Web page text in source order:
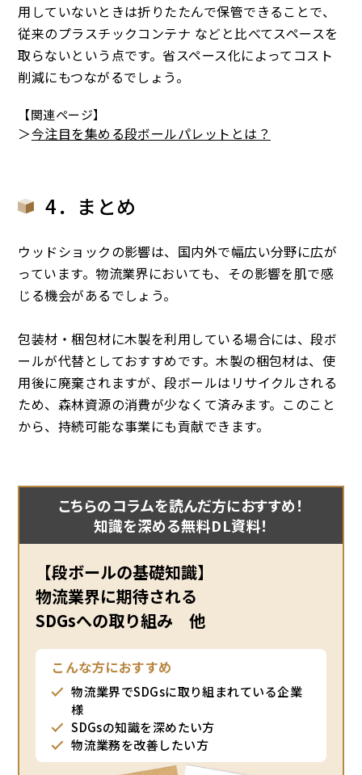
用していないときは折りたたんで保管できることで、
従来のプラスチックコンテナ などと比べてスペースを
取らないという点です。省スペース化によってコスト
削減にもつながるでしょう。
【関連ページ】
＞今注目を集める段ボールパレットとは？
4．まとめ
ウッドショックの影響は、国内外で幅広い分野に広が
っています。物流業界においても、その影響を肌で感
じる機会があるでしょう。
包装材・梱包材に木製を利用している場合には、段ボ
ールが代替としておすすめです。木製の梱包材は、使
用後に廃棄されますが、段ボールはリサイクルされる
ため、森林資源の消費が少なくて済みます。このこと
から、持続可能な事業にも貢献できます。
こちらのコラムを読んだ方におすすめ！
知識を深める無料DL資料！
【段ボールの基礎知識】
物流業界に期待される
SDGsへの取り組み 他
こんな方におすすめ
物流業界でSDGsに取り組まれている企業
様
SDGsの知識を深めたい方
物流業務を改善したい方